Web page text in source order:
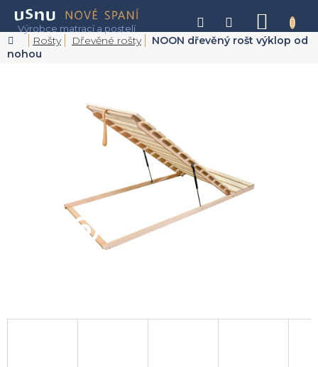
obsah
KOŠÍK
Domů
Rošty Dřevěné rošty
NOON dřevěný rošt výklop od
nohou